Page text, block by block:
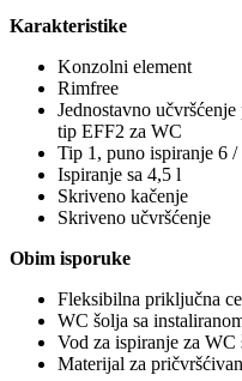
Karakteristike
Konzolni element
Rimfree
Jednostavno
tip EFF2 za WC
Tip 1, puno ispiranje 6
Ispiranje sa 4,5 l
Skriveno kačenje
Skriveno učvršćenje
Obim isporuke
Fleksibilna priključna
WC šolja sa
Vod za ispiranje za
Materijal za